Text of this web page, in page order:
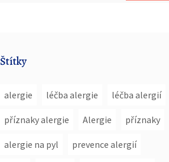
Štítky
alergie léčba alergie léčba alergií
příznaky alergie Alergie příznaky
alergie na pyl prevence alergií